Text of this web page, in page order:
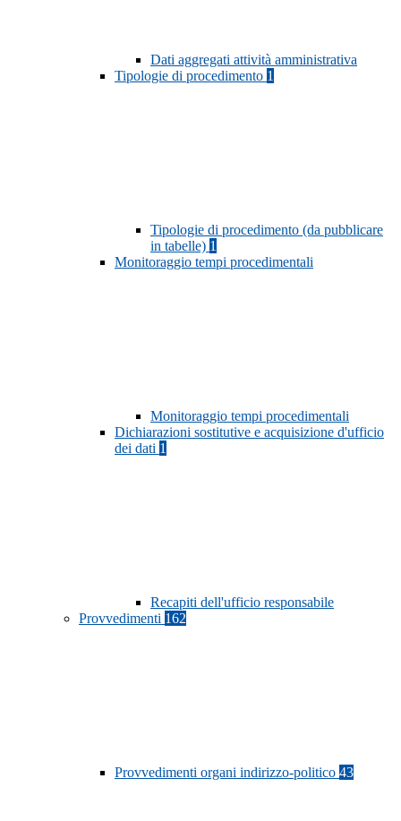
Dati aggregati attività amministrativa
Tipologie di procedimento 1
Tipologie di procedimento (da pubblicare
in tabelle) 1
Monitoraggio tempi procedimentali
Monitoraggio tempi procedimentali
Dichiarazioni sostitutive e acquisizione d'ufficio
dei dati 1
Recapiti dell'ufficio responsabile
Provvedimenti 162
Provvedimenti organi indirizzo-politico 43